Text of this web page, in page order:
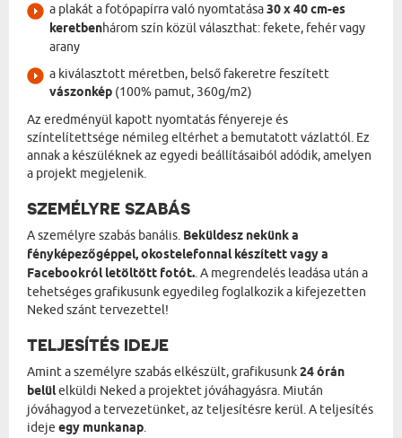
a plakát a fotópapírra való nyomtatása30 x 40 cm-es
keretbenhárom szín közül választhat: fekete, fehér vagy
arany
a kiválasztott méretben, belső fakeretre feszített
vászonkép (100% pamut, 360g/m2)
Az eredményül kapott nyomtatás fényereje és
színtelítettsége némileg eltérhet a bemutatott vázlattól. Ez
annak a készüléknek az egyedi beállításaiból adódik, amelyen
a projekt megjelenik.
SZEMÉLYRE SZABÁS
A személyre szabás banális. Beküldesz nekünk a
fényképezőgéppel, okostelefonnal készített vagy a
Facebookról letöltött fotót.. A megrendelés leadása után a
tehetséges grafikusunk egyedileg foglalkozik a kifejezetten
Neked szánt tervezettel!
TELJESÍTÉS IDEJE
Amint a személyre szabás elkészült, grafikusunk24 órán
belülelküldi Neked a projektet jóváhagyásra. Miután
jóváhagyod a tervezetünket, az teljesítésre kerül. A teljesítés
ideje egy munkanap.